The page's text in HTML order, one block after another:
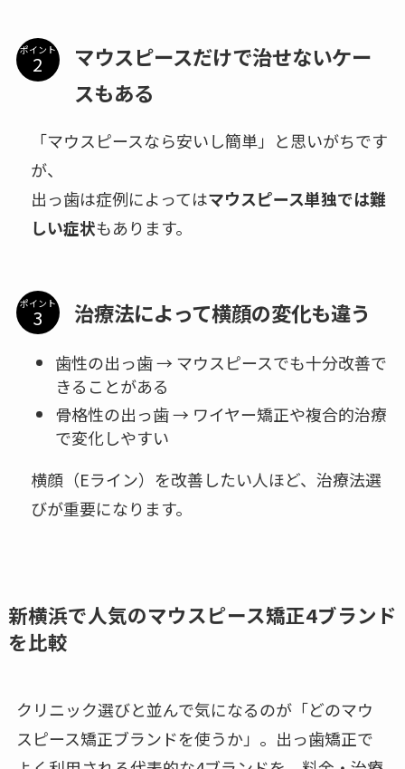
ポイント
マウスピースだけで治せないケー
スもある
「マウスピースなら安いし簡単」と思いがちです
が、
出っ歯は症例によってはマウスピース単独では難
しい症状もあります。
ポイント 治療法によって横顔の変化も違う
歯性の出っ歯 → マウスピースでも十分改善で
きることがある
骨格性の出っ歯 → ワイヤー矯正や複合的治療
で変化しやすい
横顔（Eライン）を改善したい人ほど、治療法選
びが重要になります。
新横浜で人気のマウスピース矯正4ブランド
を比較
クリニック選びと並んで気になるのが「どのマウ
スピース矯正ブランドを使うか」。出っ歯矯正で